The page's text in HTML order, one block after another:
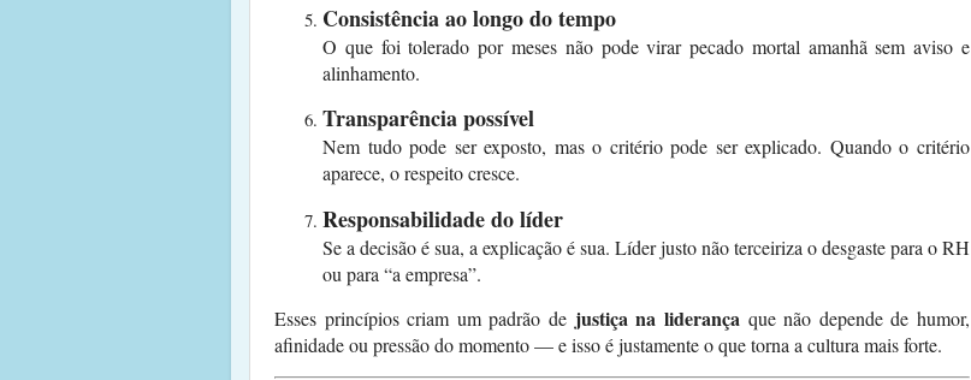
Consistência ao longo do tempo
O que foi tolerado por meses não pode virar pecado mortal amanhã sem aviso e
alinhamento.
Transparência possível
Nem tudo pode ser exposto, mas o critério pode ser explicado. Quando o critério
aparece, o respeito cresce.
Responsabilidade do líder
Se a decisão é sua, a explicação é sua. Líder justo não terceiriza o desgaste para o RH
ou para “a empresa”.
Esses princípios criam um padrão de justiça na liderança que não depende de humor,
afinidade ou pressão do momento — e isso é justamente o que torna a cultura mais forte.